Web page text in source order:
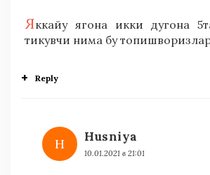
Яккайу ягона икки дугона
тикувчи нима бу
Reply
H Husniya
10.01.2021 в 21:01